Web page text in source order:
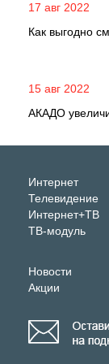
17 авг 2022
Как выгодно
15 авг 2022
АКАДО
Интернет
Телевидение
Интернет+ТВ
ТВ-модуль
Новости
Акции